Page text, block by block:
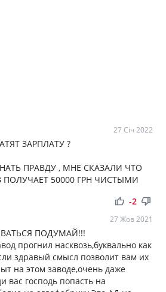
27 Січ 2022
ЗАРПЛАТУ ?
ПРАВДУ , МНЕ СКАЗАЛИ ЧТО
50000 ГРН ЧИСТЫМИ
thumb_up thumb_down
-2
27 Жов 2021
ПОДУМАЙ!!!
прогнил насквозь,буквально как
здравый смысл позволит вам их
на этом заводе,очень даже
вас господь попасть на